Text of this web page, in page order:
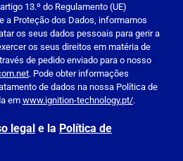
13.º do Regulamento (UE)
a Proteção dos Dados, informamos
os seus dados pessoais para gerir a
os seus direitos em matéria de
de pedido enviado para o nosso
. Pode obter informações
de dados na nossa Política de
em www.ignition-technology.pt/.
legal e la Política de